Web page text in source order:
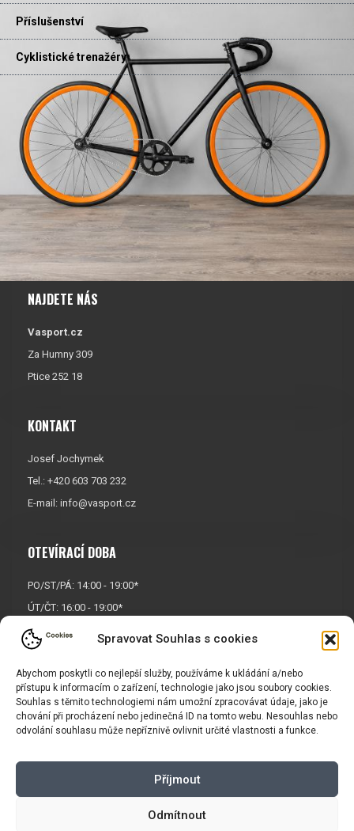
Spravovat Souhlas s cookies
Abychom poskytli co nejlepší služby, používáme k ukládání a/nebo
přístupu k informacím o zařízení, technologie jako jsou soubory cookies.
Souhlas s těmito technologiemi nám umožní zpracovávat údaje, jako je
chování při procházení nebo jedinečná ID na tomto webu. Nesouhlas nebo
odvolání souhlasu může nepříznivě ovlivnit určité vlastnosti a funkce.
Příjmout
Odmítnout
Příslušenství
Cyklistické trenažéry
NAJDETE NÁS
Vasport.cz
Za Humny 309
Ptice 252 18
KONTAKT
Josef Jochymek
Tel.: +420 603 703 232
E-mail: info@vasport.cz
OTEVÍRACÍ DOBA
PO/ST/PÁ: 14:00 - 19:00*
ÚT/ČT: 16:00 - 19:00*
Sobota: 9:00 - 17:00*
Neděle:
* Říjen, listopad a prosinec
OTEVŘENO POUZE
PO/ST/PÁ